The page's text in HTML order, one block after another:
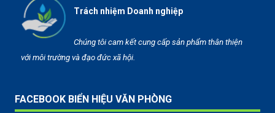
Trách nhiệm Doanh nghiệp
Chúng tôi cam kết cung cấp sản phẩm thân thiện
với môi trường và đạo đức xã hội.
FACEBOOK BIỂN HIỆU VĂN PHÒNG